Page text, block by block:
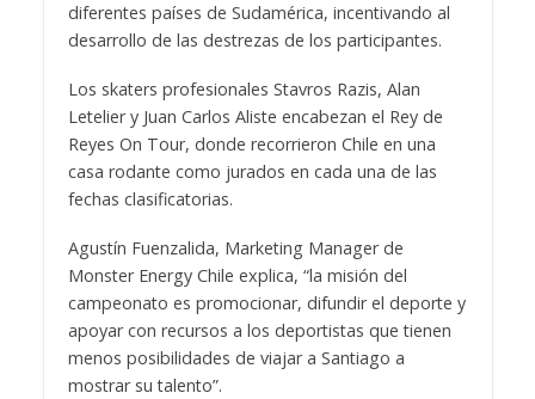
diferentes países de Sudamérica, incentivando al
desarrollo de las destrezas de los participantes.
Los skaters profesionales Stavros Razis, Alan
Letelier y Juan Carlos Aliste encabezan el Rey de
Reyes On Tour, donde recorrieron Chile en una
casa rodante como jurados en cada una de las
fechas clasificatorias.
Agustín Fuenzalida, Marketing Manager de
Monster Energy Chile explica, “la misión del
campeonato es promocionar, difundir el deporte y
apoyar con recursos a los deportistas que tienen
menos posibilidades de viajar a Santiago a
mostrar su talento”.